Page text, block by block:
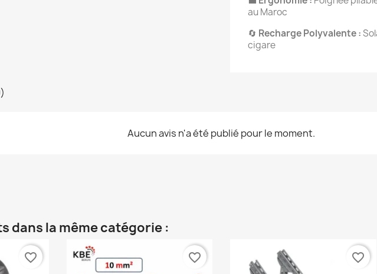
au Maroc
🔄 Recharge Polyvalente :
cigare
Aucun avis n'a été publié pour le moment.
dans la même catégorie :
favorite_border favorite_border favorite_border